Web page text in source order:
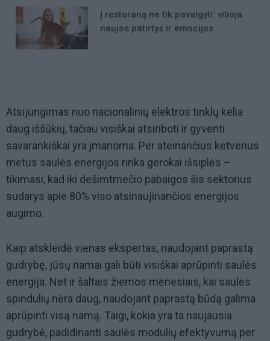
Į restoraną ne tik pavalgyti: vilioja
naujos patirtys ir emocijos
Atsijungimas nuo nacionalinių elektros tinklų kelia
daug iššūkių, tačiau visiškai atsiriboti ir gyventi
savarankiškai yra įmanoma. Per ateinančius ketverius
metus saulės energijos rinka gerokai išsiplės –
tikimasi, kad iki dešimtmečio pabaigos šis sektorius
sudarys apie 80% viso atsinaujinančios energijos
augimo.
Kaip atskleidė vienas ekspertas, naudojant paprastą
gudrybę, jūsų namai gali būti visiškai aprūpinti saulės
energija. Net ir šaltais žiemos mėnesiais, kai saulės
spindulių nėra daug, naudojant paprastą būdą galima
aprūpinti visą namą. Taigi, kokia yra ta naujausia
gudrybė, padidinanti saulės modulių efektyvumą per